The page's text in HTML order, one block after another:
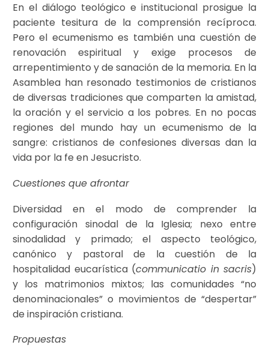
En el diálogo teológico e institucional prosigue la
paciente tesitura de la comprensión recíproca.
Pero el ecumenismo es también una cuestión de
renovación espiritual y exige procesos de
arrepentimiento y de sanación de la memoria. En la
Asamblea han resonado testimonios de cristianos
de diversas tradiciones que comparten la amistad,
la oración y el servicio a los pobres. En no pocas
regiones del mundo hay un ecumenismo de la
sangre: cristianos de confesiones diversas dan la
vida por la fe en Jesucristo.
Cuestiones que afrontar
Diversidad en el modo de comprender la
configuración sinodal de la Iglesia; nexo entre
sinodalidad y primado; el aspecto teológico,
canónico y pastoral de la cuestión de la
hospitalidad eucarística (communicatio in sacris)
y los matrimonios mixtos; las comunidades “no
denominacionales” o movimientos de “despertar”
de inspiración cristiana.
Propuestas